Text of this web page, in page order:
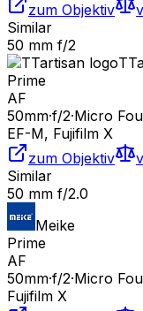
zum Objektiv
Similar
50 mm f/2
Prime
AF
50mm·f/2·Micro
EF-M, Fujifilm X
zum Objektiv
Similar
50 mm f/2.0
Meike
Prime
AF
50mm·f/2·Micro
Fujifilm X